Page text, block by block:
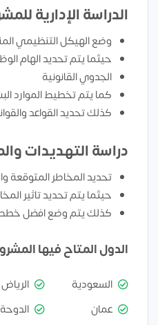
الدراسة الإدارية
وضع الهيكل التنظيمي
حيثما يتم تحديد الهام
الجدوي القانونية
كما يتم تخطيط الموارد
كذلك تحديد القواعد
دراسة التهديدات
تحديد المخاطر المتوقعة
حيثما يتم تحديد تاثير
كذلك يتم وضع افضل خطط
الدول المتاح فيها
السعودية الرياض
عمان
الدوحة